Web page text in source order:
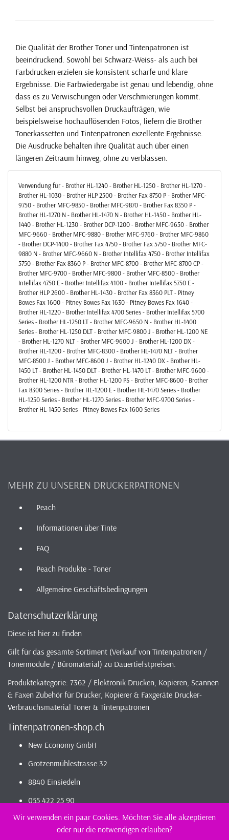
Die Qualität der Brother Toner und Tintenpatronen ist
beeindruckend. Sowohl bei Schwarz-Weiss- als auch bei
Farbdrucken erzielen sie konsistent scharfe und klare
Ergebnisse. Die Farbwiedergabe ist genau und lebendig, ohne
dass es zu Verwischungen oder Verschmierungen kommt.
Selbst bei anspruchsvollen Druckaufträgen, wie
beispielsweise hochauflösenden Fotos, liefern die Brother
Tonerkassetten und Tintenpatronen exzellente Ergebnisse.
Die Ausdrucke behalten ihre Qualität auch über einen
längeren Zeitraum hinweg, ohne zu verblassen.
Verwendung für - Brother HL-1240 - Brother HL-1250 - Brother HL-1270 -
Brother HL-1030 - Brother HLP 2500 - Brother Fax 8750 P - Brother MFC-
9750 - Brother MFC-9850 - Brother MFC-9870 - Brother Fax 8350 P -
Brother HL-1270 N - Brother HL-1470 N - Brother HL-1450 - Brother HL-
1440 - Brother HL-1230 - Brother DCP-1200 - Brother MFC-9650 - Brother
MFC-9660 - Brother MFC-9880 - Brother MFC-9760 - Brother MFC-9860
- Brother DCP-1400 - Brother Fax 4750 - Brother Fax 5750 - Brother MFC-
9880 N - Brother MFC-9660 N - Brother Intellifax 4750 - Brother Intellifax
5750 - Brother Fax 8360 P - Brother MFC-8700 - Brother MFC-8700 CP -
Brother MFC-9700 - Brother MFC-9800 - Brother MFC-8500 - Brother
Intellifax 4750 E - Brother Intellifax 4100 - Brother Intellifax 5750 E -
Brother HLP 2600 - Brother HL-1430 - Brother Fax 8360 PLT - Pitney
Bowes Fax 1600 - Pitney Bowes Fax 1630 - Pitney Bowes Fax 1640 -
Brother HL-1220 - Brother Intellifax 4700 Series - Brother Intellifax 5700
Series - Brother HL-1250 LT - Brother MFC-9650 N - Brother HL-1400
Series - Brother HL-1250 DLT - Brother MFC-9800 J - Brother HL-1200 NE
- Brother HL-1270 NLT - Brother MFC-9600 J - Brother HL-1200 DX -
Brother HL-1200 - Brother MFC-8300 - Brother HL-1470 NLT - Brother
MFC-8500 J - Brother MFC-8600 J - Brother HL-1240 DX - Brother HL-
1450 LT - Brother HL-1450 DLT - Brother HL-1470 LT - Brother MFC-9600 -
Brother HL-1200 NTR - Brother HL-1200 PS - Brother MFC-8600 - Brother
Fax 8300 Series - Brother HL-1200 E - Brother HL-1470 Series - Brother
HL-1250 Series - Brother HL-1270 Series - Brother MFC-9700 Series -
Brother HL-1450 Series - Pitney Bowes Fax 1600 Series
MEHR ZU UNSEREN DRUCKERPATRONEN
Peach
Informationen über Tinte
FAQ
Peach Produkte - Toner
Allgemeine Geschäftsbedingungen
Datenschutzerklärung
Diese ist hier zu finden
Gilt für das gesamte Sortiment (Verkauf von Tintenpatronen /
Tonermodule / Büromaterial) zu Dauertiefstpreisen.
Produktekategorie: 7362 / Elektronik Drucken, Kopieren, Scannen
& Faxen Zubehör für Drucker, Kopierer & Faxgeräte Drucker-
Verbrauchsmaterial Toner & Tintenpatronen
Tintenpatronen-shop.ch
New Economy GmbH
Grotzenmühlestrasse 32
8840 Einsiedeln
055 422 25 90
2026 - Infos / IndexTintenpatronen-ShopSortiment - günstig und
Wir verwenden ein paar Cookies. Möchten Sie alle akzeptieren
oder nur die notwendigen erlauben?